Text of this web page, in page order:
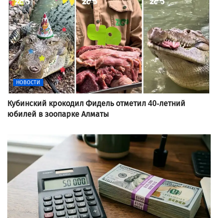
НОВОСТИ
Кубинский крокодил Фидель отметил 40-летний
юбилей в зоопарке Алматы